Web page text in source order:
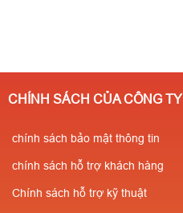
CHÍNH SÁCH CỦA CÔNG TY
chính sách bảo mật thông tin
chính sách hỗ trợ khách hàng
Chính sách hỗ trợ kỹ thuật